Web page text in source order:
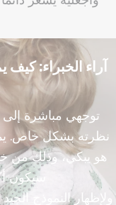
آراء الخبراء: كيف
توجهي مباشرة
نظرته بشكل خاص.
هو يبكي، وذلك من
سيكون
ولإظهار النموذج